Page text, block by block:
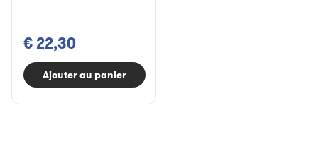
€ 22,30
Ajouter au panier